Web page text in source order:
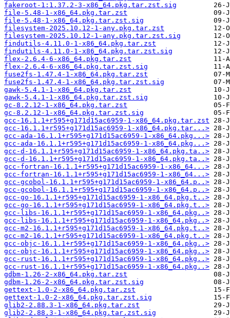
fakeroot-1:1.37.2-3-x86_64.pkg.tar.zst.sig
file-5.48-1-x86_64.pkg.tar.zst
file-5.48-1-x86_64.pkg.tar.zst.sig
filesystem-2025.10.12-1-any.pkg.tar.zst
filesystem-2025.10.12-1-any.pkg.tar.zst.sig
findutils-4.11.0-1-x86_64.pkg.tar.zst
findutils-4.11.0-1-x86_64.pkg.tar.zst.sig
flex-2.6.4-6-x86_64.pkg.tar.zst
flex-2.6.4-6-x86_64.pkg.tar.zst.sig
fuse2fs-1.47.4-1-x86_64.pkg.tar.zst
fuse2fs-1.47.4-1-x86_64.pkg.tar.zst.sig
gawk-5.4.1-1-x86_64.pkg.tar.zst
gawk-5.4.1-1-x86_64.pkg.tar.zst.sig
gc-8.2.12-1-x86_64.pkg.tar.zst
gc-8.2.12-1-x86_64.pkg.tar.zst.sig
gcc-16.1.1+r595+g171d15ac6959-1-x86_64.pkg.tar.zst
gcc-16.1.1+r595+g171d15ac6959-1-x86_64.pkg.tar...>
gcc-ada-16.1.1+r595+g171d15ac6959-1-x86_64.pkg...>
gcc-ada-16.1.1+r595+g171d15ac6959-1-x86_64.pkg...>
gcc-d-16.1.1+r595+g171d15ac6959-1-x86_64.pkg.ta..>
gcc-d-16.1.1+r595+g171d15ac6959-1-x86_64.pkg.ta..>
gcc-fortran-16.1.1+r595+g171d15ac6959-1-x86_64...>
gcc-fortran-16.1.1+r595+g171d15ac6959-1-x86_64...>
gcc-gcobol-16.1.1+r595+g171d15ac6959-1-x86_64.p..>
gcc-gcobol-16.1.1+r595+g171d15ac6959-1-x86_64.p..>
gcc-go-16.1.1+r595+g171d15ac6959-1-x86_64.pkg.t..>
gcc-go-16.1.1+r595+g171d15ac6959-1-x86_64.pkg.t..>
gcc-libs-16.1.1+r595+g171d15ac6959-1-x86_64.pkg..>
gcc-libs-16.1.1+r595+g171d15ac6959-1-x86_64.pkg..>
gcc-m2-16.1.1+r595+g171d15ac6959-1-x86_64.pkg.t..>
gcc-m2-16.1.1+r595+g171d15ac6959-1-x86_64.pkg.t..>
gcc-objc-16.1.1+r595+g171d15ac6959-1-x86_64.pkg..>
gcc-objc-16.1.1+r595+g171d15ac6959-1-x86_64.pkg..>
gcc-rust-16.1.1+r595+g171d15ac6959-1-x86_64.pkg..>
gcc-rust-16.1.1+r595+g171d15ac6959-1-x86_64.pkg..>
gdbm-1.26-2-x86_64.pkg.tar.zst
gdbm-1.26-2-x86_64.pkg.tar.zst.sig
gettext-1.0-2-x86_64.pkg.tar.zst
gettext-1.0-2-x86_64.pkg.tar.zst.sig
glib2-2.88.3-1-x86_64.pkg.tar.zst
glib2-2.88.3-1-x86_64.pkg.tar.zst.sig